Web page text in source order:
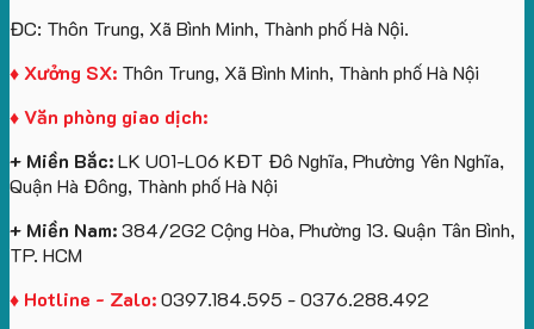
ĐC: Thôn Trung, Xã Bình Minh, Thành phố Hà Nội.
♦ Xưởng SX: Thôn Trung, Xã Bình Minh, Thành phố Hà Nội
♦ Văn phòng giao dịch:
+ Miền Bắc:LK U01-L06 KĐT Đô Nghĩa, Phường Yên Nghĩa,
Quận Hà Đông, Thành phố Hà Nội
+ Miền Nam:384/2G2 Cộng Hòa, Phường 13. Quận Tân Bình,
TP. HCM
♦ Hotline - Zalo:0397.184.595 - 0376.288.492